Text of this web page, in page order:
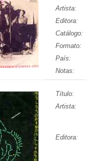
Artista:
Editora:
Catálogo:
Formato:
País:
Notas:
Título:
Artista:
Editora: